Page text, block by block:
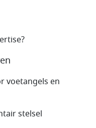
voetangels en
stelsel